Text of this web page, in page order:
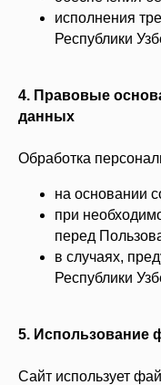
исполнения
Республики
4. Правовые
данных
Обработка
на основании
при
перед
в случаях,
Республики
5. Использование
Сайт использует